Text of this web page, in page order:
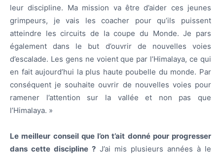
leur discipline. Ma mission va être d’aider ces jeunes
grimpeurs, je vais les coacher pour qu’ils puissent
atteindre les circuits de la coupe du Monde. Je pars
également dans le but d’ouvrir de nouvelles voies
d’escalade. Les gens ne voient que par l’Himalaya, ce qui
en fait aujourd’hui la plus haute poubelle du monde. Par
conséquent je souhaite ouvrir de nouvelles voies pour
ramener l’attention sur la vallée et non pas que
l’Himalaya. »
Le meilleur conseil que l’on t’ait donné pour progresser
dans cette discipline ? J’ai mis plusieurs années à le